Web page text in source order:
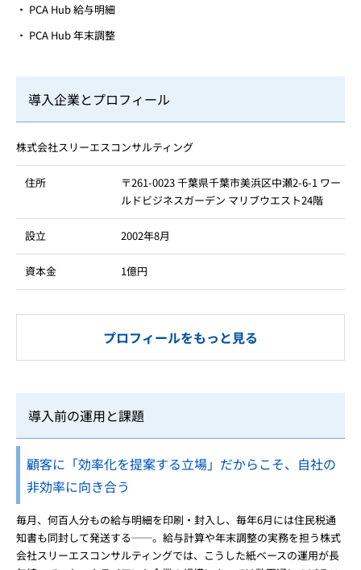
PCA Hub 給与明細
PCA Hub 年末調整
導入企業とプロフィール
株式会社スリーエスコンサルティング
住所
〒261-0023 千葉県千葉市美浜区中瀬2-6-1 ワー
ルドビジネスガーデン マリブウエスト24階
設立 2002年8月
資本金 1億円
プロフィールをもっと見る
導入前の運用と課題
顧客に「効率化を提案する立場」だからこそ、自社の
非効率に向き合う
毎月、何百人分もの給与明細を印刷・封入し、毎年6月には住民税通
知書も同封して発送する──。給与計算や年末調整の実務を担う株式
会社スリーエスコンサルティングでは、こうした紙ベースの運用が長